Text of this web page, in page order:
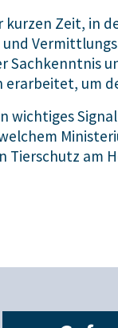
kurzen Zeit,
um
wichtiges
am